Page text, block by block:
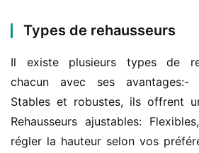
Types de rehausseurs
Il existe plusieurs types de
chacun avec ses avantages:-
Stables et robustes, ils offrent
Rehausseurs ajustables:
régler la hauteur selon vos